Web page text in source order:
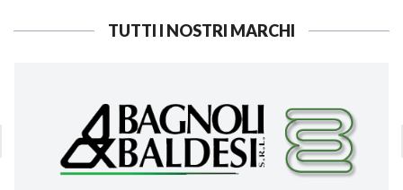
TUTTI I NOSTRI MARCHI